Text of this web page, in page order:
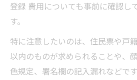
登録 費用についても事前に確認し
す。
特に注意したいのは、住民票や戸
以内のものが求められることや、
色規定、署名欄の記入漏れなどで